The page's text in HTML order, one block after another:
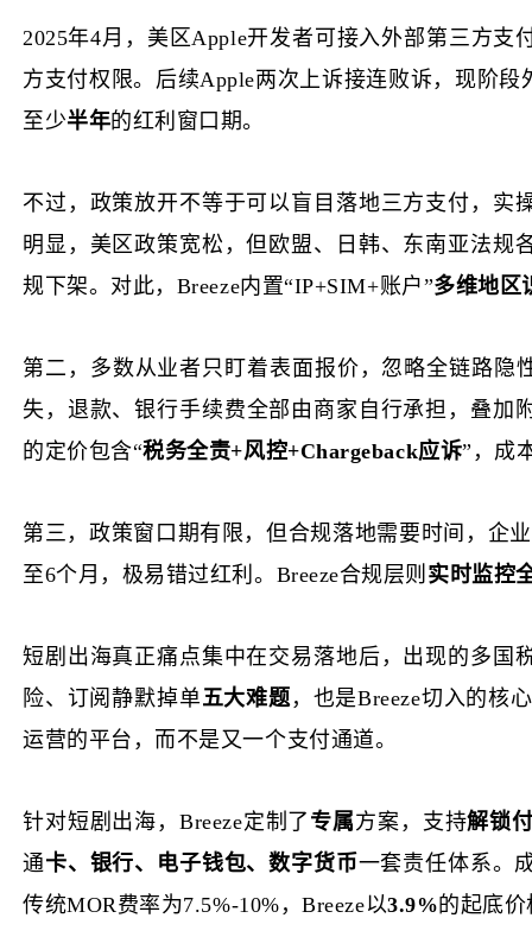
2025年4月，美区Apple开发者可接入外部第三方支
方支付权限。后续Apple两次上诉接连败诉，现阶
至少半年的红利窗口期。
不过，政策放开不等于可以盲目落地三方支付，实
明显，美区政策宽松，但欧盟、日韩、东南亚法规
规下架。对此， Breeze内置“IP+SIM+账户”多维地区
第二， 多数从业者只盯着表面报价，忽略全链路隐
失，退款、银行手续费全部由商家自行承担，叠加
的定价包含“税务全责+风控+Chargeback应诉”，成
第三， 政策窗口期有限，但合规落地需要时间，企
至6个月，极易错过红利。Breeze合规层则 实时监控
短剧出海真正痛点集中在交易落地后，出现的多国
险、订阅静默掉单五大难题，也是Breeze切入的核
运营的平台，而不是又一个支付通道。
针对短剧出海，Breeze定制了 专属方案，支持解锁
通卡、银行、电子钱包、数字货币一套责任体系。
传统MOR费率为7.5%-10%，Breeze以3.9%的起底